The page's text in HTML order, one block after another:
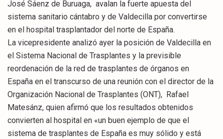
José Sáenz de Buruaga, avalan la fuerte apuesta del
sistema sanitario cántabro y de Valdecilla por convertirse
en el hospital trasplantador del norte de España.
La vicepresidente analizó ayer la posición de Valdecilla en
el Sistema Nacional de Trasplantes y la previsible
reordenación de la red de trasplantes de órganos en
España en el transcurso de una reunión con el director de la
Organización Nacional de Trasplantes (ONT), Rafael
Matesánz, quien afirmó que los resultados obtenidos
convierten al hospital en «un buen ejemplo de que el
sistema de trasplantes de España es muy sólido y está